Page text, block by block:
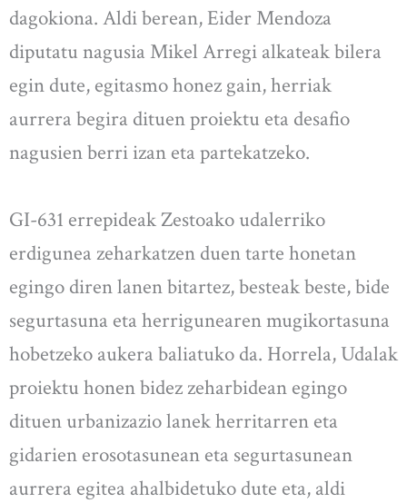
dagokiona. Aldi berean, Eider Mendoza
diputatu nagusia Mikel Arregi alkateak bilera
egin dute, egitasmo honez gain, herriak
aurrera begira dituen proiektu eta desafio
nagusien berri izan eta partekatzeko.
GI-631 errepideak Zestoako udalerriko
erdigunea zeharkatzen duen tarte honetan
egingo diren lanen bitartez, besteak beste, bide
segurtasuna eta herrigunearen mugikortasuna
hobetzeko aukera baliatuko da. Horrela, Udalak
proiektu honen bidez zeharbidean egingo
dituen urbanizazio lanek herritarren eta
gidarien erosotasunean eta segurtasunean
aurrera egitea ahalbidetuko dute eta, aldi